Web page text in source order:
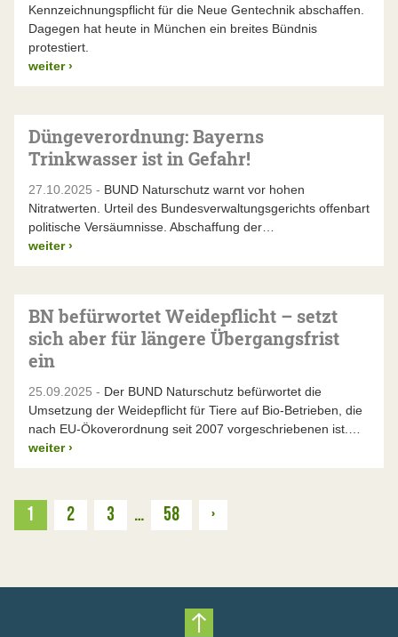
Kennzeichnungspflicht für die Neue Gentechnik abschaffen.
Dagegen hat heute in München ein breites Bündnis
protestiert.
weiter ›
Düngeverordnung: Bayerns
Trinkwasser ist in Gefahr!
27.10.2025 - BUND Naturschutz warnt vor hohen
Nitratwerten. Urteil des Bundesverwaltungsgerichts offenbart
politische Versäumnisse. Abschaffung der…
weiter ›
BN befürwortet Weidepflicht – setzt
sich aber für längere Übergangsfrist
ein
25.09.2025 - Der BUND Naturschutz befürwortet die
Umsetzung der Weidepflicht für Tiere auf Bio-Betrieben, die
nach EU-Ökoverordnung seit 2007 vorgeschriebenen ist.…
weiter ›
1 2 3 … 58 ›Weiter